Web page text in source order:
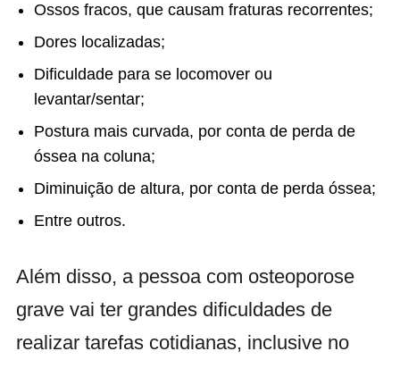
Ossos fracos, que causam fraturas recorrentes;
Dores localizadas;
Dificuldade para se locomover ou
levantar/sentar;
Postura mais curvada, por conta de perda de
óssea na coluna;
Diminuição de altura, por conta de perda óssea;
Entre outros.
Além disso, a pessoa com osteoporose
grave vai ter grandes dificuldades de
realizar tarefas cotidianas, inclusive no